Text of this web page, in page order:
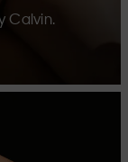
Calvin.